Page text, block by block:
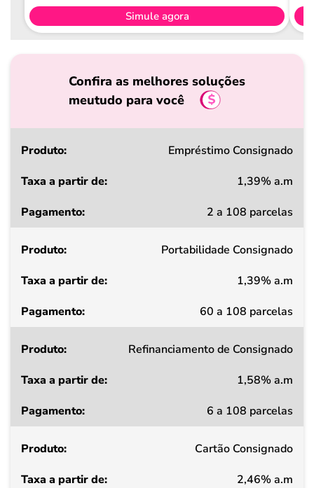
Simule agora
Confira as melhores soluções
meutudo para você
Produto
a
de
Pagamento
Empréstimo Consignado
1,39% a.m
2 a 108 parcelas
Portabilidade Consignado
1,39% a.m
60 a 108 parcelas
Refinanciamento de Consignado
1,58% a.m
6 a 108 parcelas
Cartão Consignado
2,46% a.m